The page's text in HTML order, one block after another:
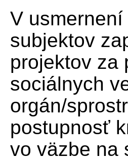
V
subjektov
projektov za
sociálnych
orgán/
postupnosť
vo väzbe na